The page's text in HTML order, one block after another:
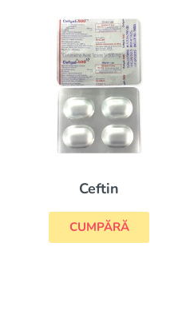
Augmentin
CUMPĂRĂ